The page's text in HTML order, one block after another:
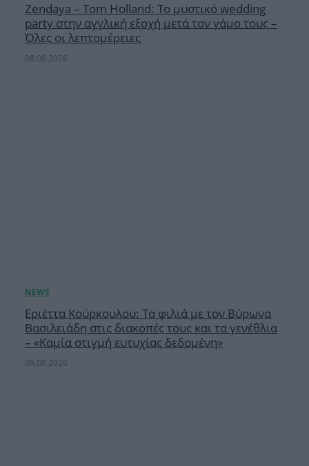
Zendaya – Tom Holland: Το μυστικό wedding
party στην αγγλική εξοχή μετά τον γάμο τους –
Όλες οι λεπτομέρειες
08.08.2026
Εριέττα Κούρκουλου: Τα φιλιά με τον Βύρωνα
Βασιλειάδη στις διακοπές τους και τα γενέθλια
– «Καμία στιγμή ευτυχίας δεδομένη»
08.08.2026